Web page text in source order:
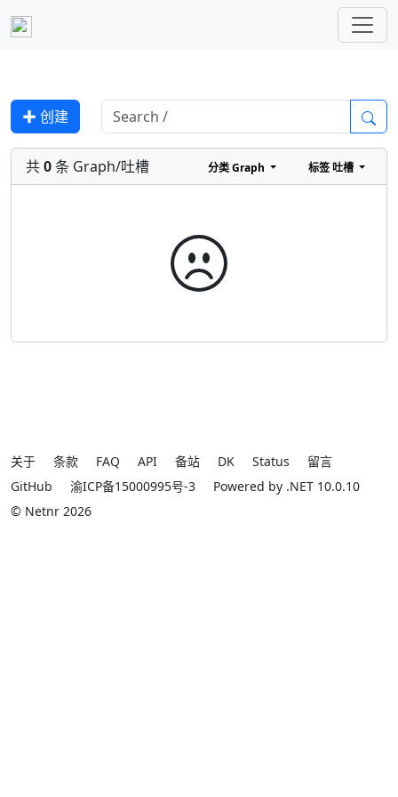
✚ 创建
共0条 Graph/吐槽 分类Graph 标签吐槽
关于 条款 FAQ API 备站 DK Status
留言
GitHub
渝ICP备15000995号-3
Powered by .NET 10.0.10
© Netnr 2026